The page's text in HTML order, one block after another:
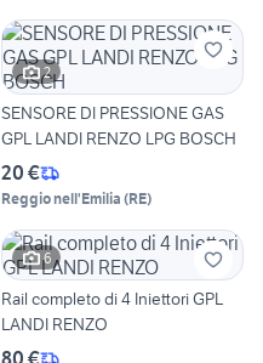
2
SENSORE DI PRESSIONE GAS
GPL LANDI RENZO LPG BOSCH
20 €
Reggio nell'Emilia (RE)
6
Rail completo di 4 Iniettori GPL
LANDI RENZO